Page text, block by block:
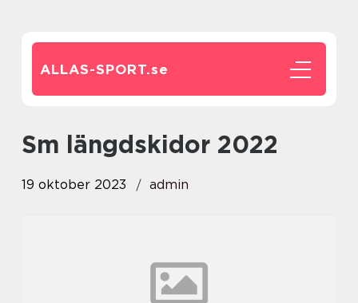
ALLAS-SPORT.se
sm längdskidor 2022
19 oktober 2023 admin